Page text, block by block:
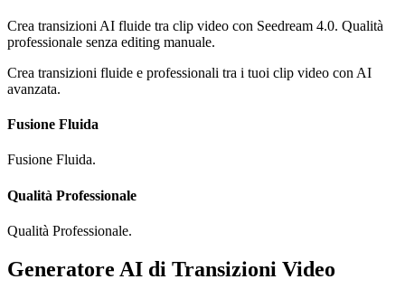
Crea transizioni AI fluide tra clip video con Seedream 4.0. Qualità
professionale senza editing manuale.
Crea transizioni fluide e professionali tra i tuoi clip video con AI
avanzata.
Fusione Fluida
Fusione Fluida.
Qualità Professionale
Qualità Professionale.
Generatore AI di Transizioni Video